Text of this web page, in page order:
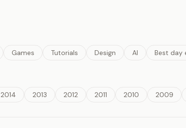
Games Tutorials Design AI Best day
2014 2013 2012 2011 2010 2009